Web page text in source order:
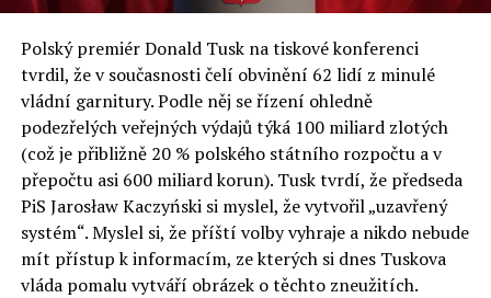
a východní Evropě.
Otázky spojené s vývojem umělé inteligence budou na
fóru AI zvláště diskutovanou oblastí. Fórum AI bude
zahrnovat vyhrazenou tematickou trať skládající se z
panelů, prezentací, workshopů a speciálních akcí.
Budou diskutovány klíčové otázky vlivu umělé
inteligence ve společnosti, ale i v sektoru veřejných a
komerčních služeb. Budou se diskutovat problémy a
výzvy, kterým bude muset trh čelit tváří v tvář zásadním
technologickým změnám. Účastníci fóra také zváží, do
Polský premiér Donald Tusk na tiskové konferenci
tvrdil, že v současnosti čelí obvinění 62 lidí z minulé
vládní garnitury. Podle něj se řízení ohledně
podezřelých veřejných výdajů týká 100 miliard zlotých
(což je přibližně 20 % polského státního rozpočtu a v
přepočtu asi 600 miliard korun). Tusk tvrdí, že předseda
PiS Jarosław Kaczyński si myslel, že vytvořil „uzavřený
systém“. Myslel si, že příští volby vyhraje a nikdo nebude
mít přístup k informacím, ze kterých si dnes Tuskova
vláda pomalu vytváří obrázek o těchto zneužitích.